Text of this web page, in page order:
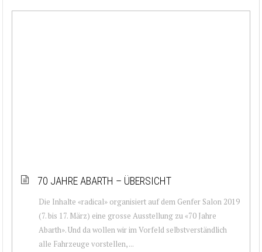
70 JAHRE ABARTH – ÜBERSICHT
Die Inhalte «radical» organisiert auf dem Genfer Salon 2019
(7. bis 17. März) eine grosse Ausstellung zu «70 Jahre
Abarth». Und da wollen wir im Vorfeld selbstverständlich
alle Fahrzeuge vorstellen, ...